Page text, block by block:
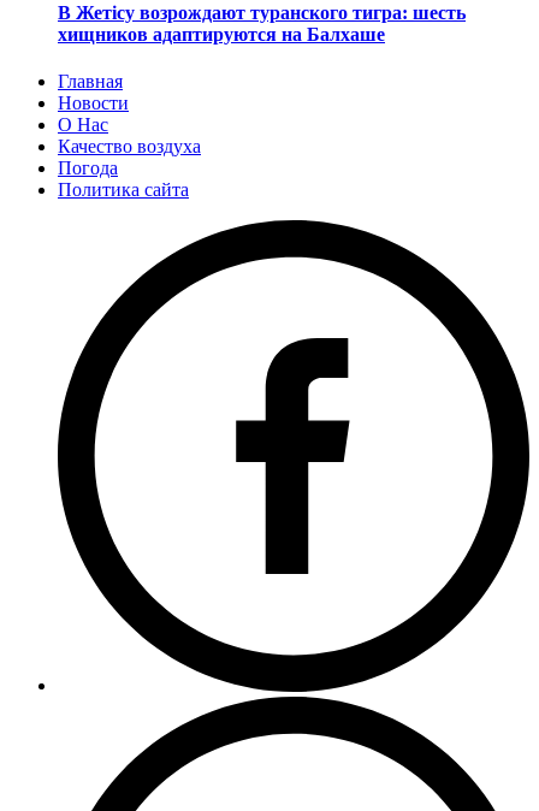
В Жетісу возрождают туранского тигра: шесть
хищников адаптируются на Балхаше
Главная
Новости
О Нас
Качество воздуха
Погода
Политика сайта